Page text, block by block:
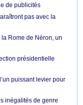
de publicités
pas avec la
Rome de Néron, un
présidentielle
puissant levier pour
inégalités de genre